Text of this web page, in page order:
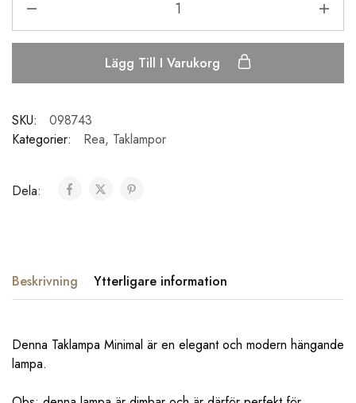
Lägg Till I Varukorg
SKU:
098743
Kategorier:
Rea, Taklampor
Dela:
Beskrivning Ytterligare information
Denna Taklampa Minimal är en elegant och modern hängande
lampa.